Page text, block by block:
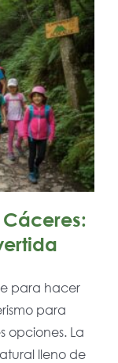
para hacer
para
opciones. La
lleno de